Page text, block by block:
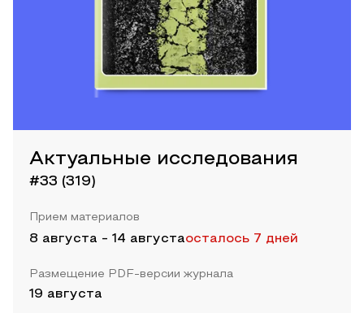
Актуальные исследования
#33 (319)
Прием материалов
8 августа - 14 августаосталось 7 дней
Размещение PDF-версии журнала
19 августа